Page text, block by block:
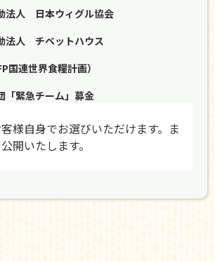
法人 日本ウィグル協会
法人 チベットハウス
国連世界食糧計画）
「緊急チーム」募金
様自身でお選びいただけます。ま
開いたします。